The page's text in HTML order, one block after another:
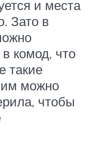
и места
Зато в
комод, что
такие
можно
чтобы